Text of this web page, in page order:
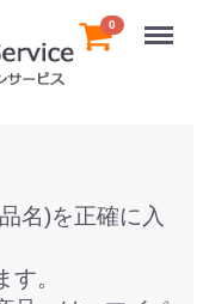
0 Menu
名)を正確に入
。